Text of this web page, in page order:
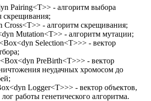
Pairing<T>> - алгоритм выбора
скрещивания;
Cross<T>> - алгоритм скрещивания;
Mutation<T>> - алгоритм мутации;
Selection<T>>> - вектор
PreBirth<T>>> - вектор
неудачных хромосом до
Logger<T>>> - вектор объектов,
работы генетического алгоритма.